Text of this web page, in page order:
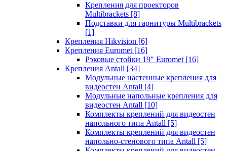
Крепления для проекторов
Multibrackets [8]
Подставки для гарнитуры Multibrackets
[1]
Крепления Hikvision [6]
Крепления Euromet [16]
Рэковые стойки 19" Euromet [16]
Крепления Antall [34]
Модульные настенные крепления для
видеостен Antall [4]
Модульные напольные крепления для
видеостен Antall [10]
Комплекты креплений для видеостен
напольного типа Antall [5]
Комплекты креплений для видеостен
напольно-стенового типа Antall [5]